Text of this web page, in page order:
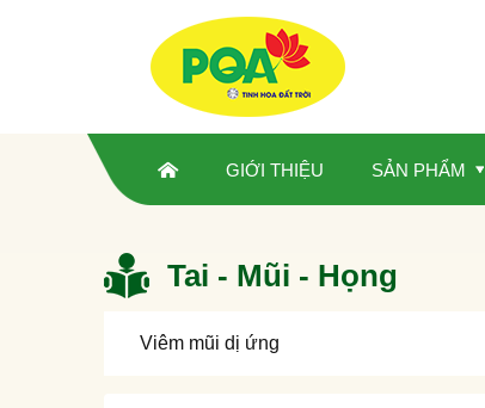
GIỚI THIỆU SẢN PHẨM
Tai - Mũi - Họng
Viêm mũi dị ứng